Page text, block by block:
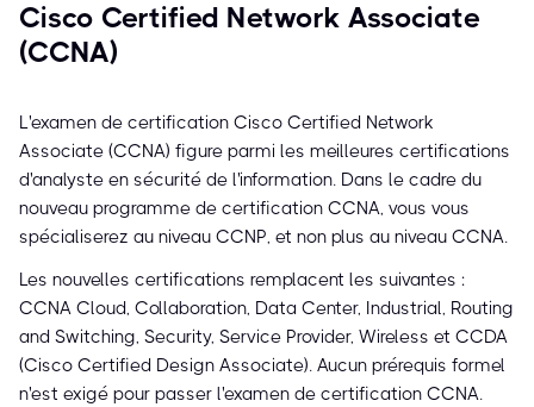
Cisco Certified Network Associate
(CCNA)
L'examen de certification Cisco Certified Network
Associate (CCNA) figure parmi les meilleures certifications
d'analyste en sécurité de l'information. Dans le cadre du
nouveau programme de certification CCNA, vous vous
spécialiserez au niveau CCNP, et non plus au niveau CCNA.
Les nouvelles certifications remplacent les suivantes :
CCNA Cloud, Collaboration, Data Center, Industrial, Routing
and Switching, Security, Service Provider, Wireless et CCDA
(Cisco Certified Design Associate). Aucun prérequis formel
n'est exigé pour passer l'examen de certification CCNA.